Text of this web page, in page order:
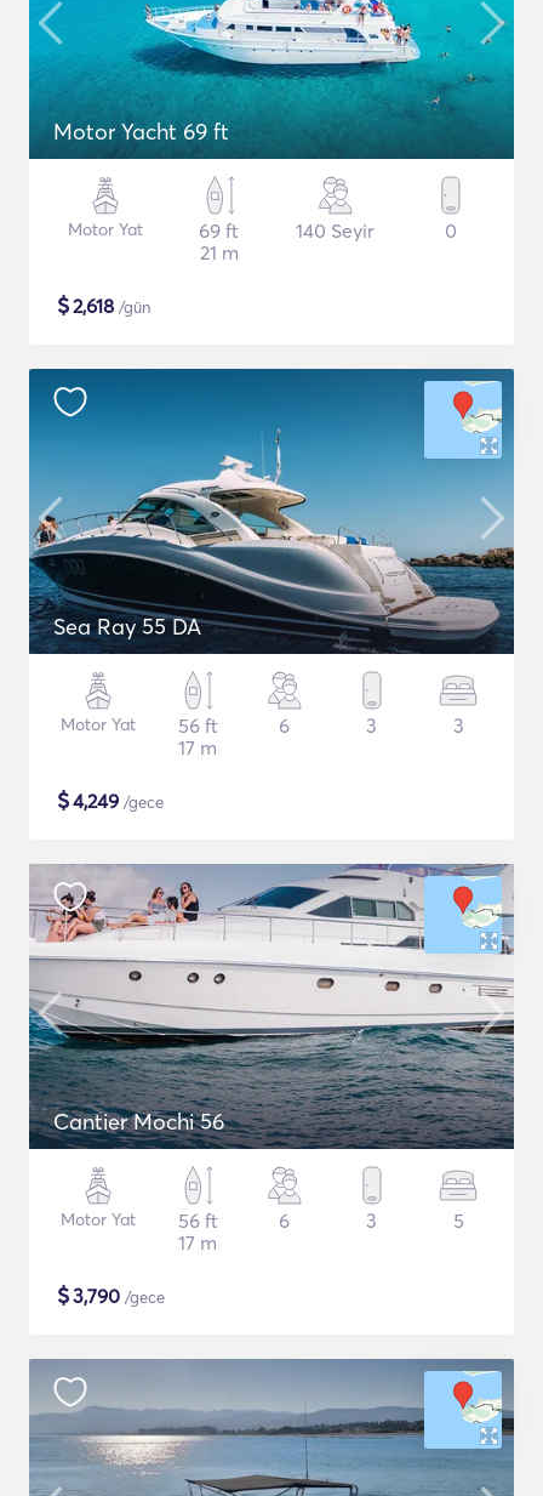
Motor Yacht 69 ft
Motor Yat
69 ft
21 m
140 Seyir 0
$2,618 /gün
Sea Ray 55 DA
Motor Yat
56 ft
17 m
6 3 3
$4,249 /gece
Cantier Mochi 56
Motor Yat
56 ft
17 m
6 3 5
$3,790 /gece